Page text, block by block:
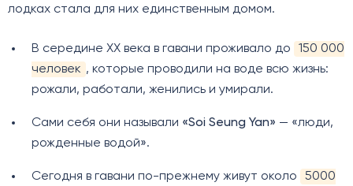
лодках стала для них единственным домом.
В середине XX века в гавани проживало до
150 000
человек , которые проводили на воде всю жизнь:
рожали, работали, женились и умирали.
Сами себя они называли «Soi Seung Yan» — «люди,
рожденные водой».
Сегодня в гавани по-прежнему живут около
5000